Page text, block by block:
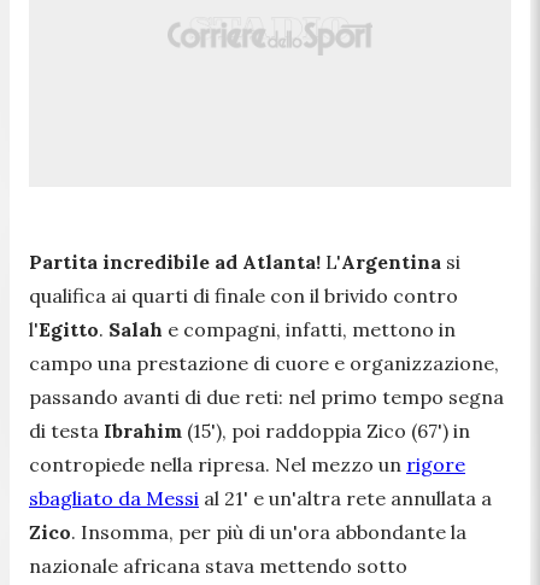
Partita incredibile ad Atlanta! L'Argentina si
qualifica ai quarti di finale con il brivido contro
l'Egitto. Salah e compagni, infatti, mettono in
campo una prestazione di cuore e organizzazione,
passando avanti di due reti: nel primo tempo segna
di testa Ibrahim (15'), poi raddoppia Zico (67') in
contropiede nella ripresa. Nel mezzo un rigore
sbagliato da Messi al 21' e un'altra rete annullata a
Zico. Insomma, per più di un'ora abbondante la
nazionale africana stava mettendo sotto